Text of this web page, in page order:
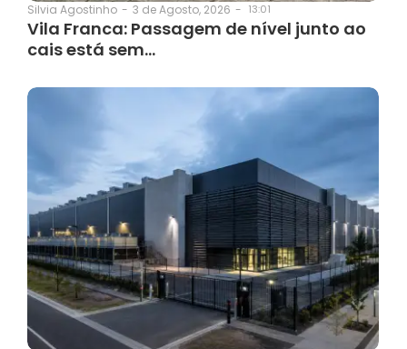
Silvia Agostinho - 3 de Agosto, 2026 - 13:01
Vila Franca: Passagem de nível junto ao
cais está sem…